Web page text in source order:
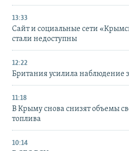
13:33
Сайт и социальные сети
стали недоступны
12:22
Британия усилила наблюдение
11:18
В Крыму снова снизят объемы
топлива
10:14